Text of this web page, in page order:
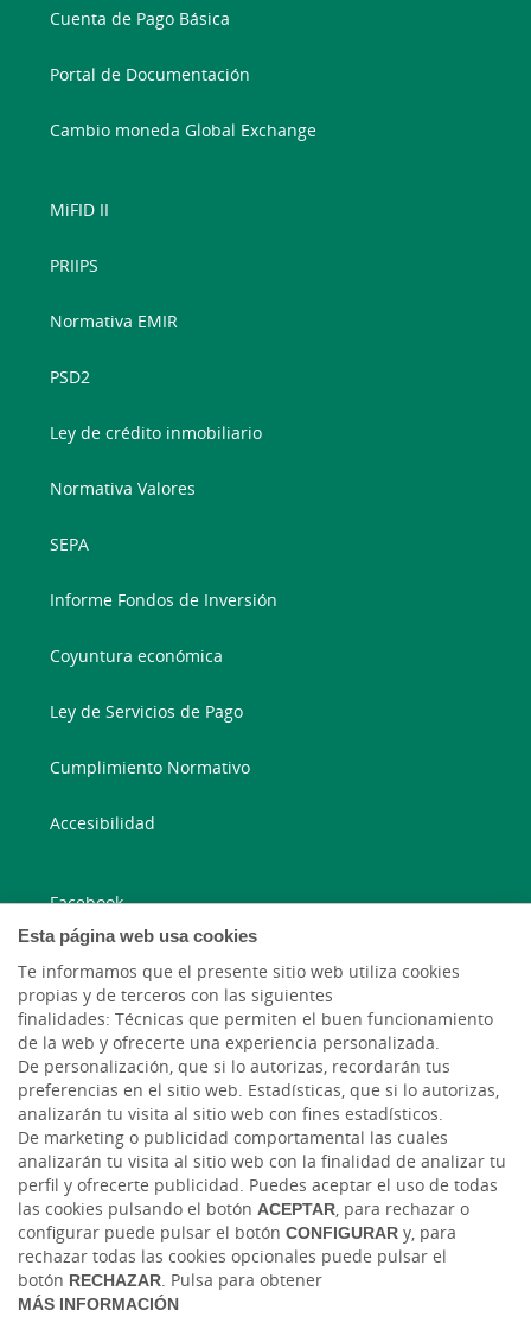
Esta página web usa cookies
Te informamos que el presente sitio web utiliza cookies
propias y de terceros con las siguientes
finalidades: Técnicas que permiten el buen funcionamiento
de la web y ofrecerte una experiencia personalizada.
De personalización, que si lo autorizas, recordarán tus
preferencias en el sitio web. Estadísticas, que si lo autorizas,
analizarán tu visita al sitio web con fines estadísticos.
De marketing o publicidad comportamental las cuales
analizarán tu visita al sitio web con la finalidad de analizar tu
perfil y ofrecerte publicidad. Puedes aceptar el uso de todas
las cookies pulsando el botón ACEPTAR, para rechazar o
configurar puede pulsar el botón CONFIGURAR y, para
rechazar todas las cookies opcionales puede pulsar el
botón RECHAZAR. Pulsa para obtener
MÁS INFORMACIÓN
Cuenta de Pago Básica
Portal de Documentación
Cambio moneda Global Exchange
MiFID II
PRIIPS
Normativa EMIR
PSD2
Ley de crédito inmobiliario
Normativa Valores
SEPA
Informe Fondos de Inversión
Coyuntura económica
Ley de Servicios de Pago
Cumplimiento Normativo
Accesibilidad
Facebook
Twitter
YouTube
Tablón de anuncios Tipos de cambio Aviso legal